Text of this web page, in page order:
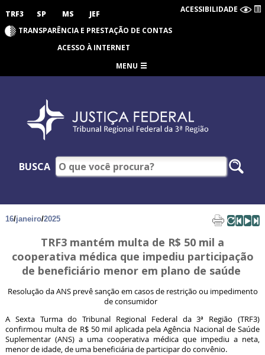
TRF3 SP MS JEF ACESSIBILIDADE
TRANSPARÊNCIA E PRESTAÇÃO DE CONTAS
ACESSO À INTERNET
MENU
BUSCA
16/janeiro/2025
TRF3 mantém multa de R$ 50 mil a
cooperativa médica que impediu participação
de beneficiário menor em plano de saúde
Resolução da ANS prevê sanção em casos de restrição ou impedimento
de consumidor
A Sexta Turma do Tribunal Regional Federal da 3ª Região (TRF3)
confirmou multa de R$ 50 mil aplicada pela Agência Nacional de Saúde
Suplementar (ANS) a uma cooperativa médica que impediu a neta,
menor de idade, de uma beneficiária de participar do convênio.